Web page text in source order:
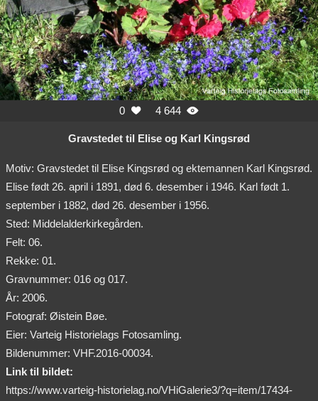
0  4 644 
Gravstedet til Elise og Karl Kingsrød
Motiv: Gravstedet til Elise Kingsrød og ektemannen Karl Kingsrød.
Elise født 26. april i 1891, død 6. desember i 1946. Karl født 1.
september i 1882, død 26. desember i 1956.
Sted: Middelalderkirkegården.
Felt: 06.
Rekke: 01.
Gravnummer: 016 og 017.
År: 2006.
Fotograf: Øistein Bøe.
Eier: Varteig Historielags Fotosamling.
Bildenummer: VHF.2016-00034.
Link til bildet:
https://www.varteig-historielag.no/VHiGalerie3/?q=item/17434-